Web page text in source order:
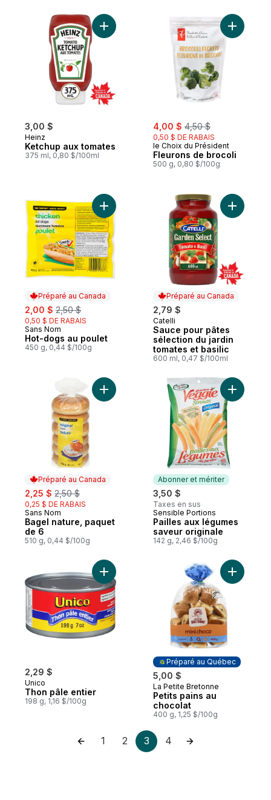
3,00 $
Heinz
Ketchup aux tomates
375 ml, 0,80 $/100ml
Ajouter Ketchup aux tomates au panier
sale:
4,00 $ , formerly:
4,50 $
0,50 $ DE RABAIS
le Choix du Président
Fleurons de brocoli
500 g, 0,80 $/100g
Ajouter
Préparé au Canada
sale:
2,00 $ , formerly:
2,50 $
0,50 $ DE RABAIS
Préparé au Canada
Sans Nom
Hot-dogs au poulet
450 g, 0,44 $/100g
Ajouter Hot-dogs au poulet au panier
Préparé au Canada
2,79 $
Préparé au Canada
Catelli
Sauce pour pâtes
sélection du jardin
tomates et basilic
600 ml, 0,47 $/100ml
Ajouter
Préparé au Canada
sale:
2,25 $ , formerly:
2,50 $
0,25 $ DE RABAIS
Préparé au Canada
Sans Nom
Bagel nature, paquet
de 6
510 g, 0,44 $/100g
Ajouter Bagel nature, paquet de 6 au
Abonner et mériter
3,50 $
Taxes en sus
Abonner et mériter
Sensible Portions
Pailles aux légumes
saveur originale
142 g, 2,46 $/100g
2,29 $
Unico
Thon pâle entier
198 g, 1,16 $/100g
Ajouter Thon pâle entier au panier
Préparé au Québec
5,00 $
Préparé au Québec
La Petite Bretonne
Petits pains au
chocolat
400 g, 1,25 $/100g
Ajouter
1 2 3 4